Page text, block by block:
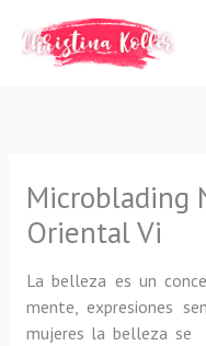
contenido
Microblading
Oriental Vi
La belleza es un
mente, expresiones
mujeres la belleza se